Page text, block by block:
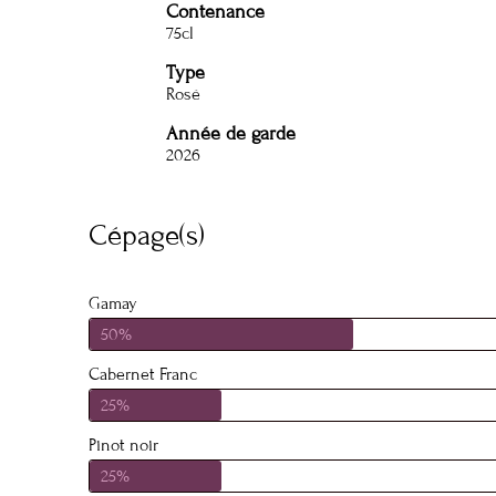
Contenance
75cl
Type
Rosé
Année de garde
2026
Cépage(s)
Gamay
50%
Cabernet Franc
25%
Pinot noir
25%